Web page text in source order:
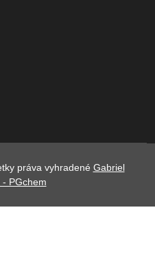
práva vyhradené Gabriel
- PGchem